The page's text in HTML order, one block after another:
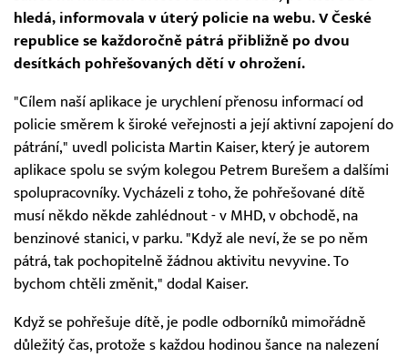
hledá, informovala v úterý policie na webu. V České
republice se každoročně pátrá přibližně po dvou
desítkách pohřešovaných dětí v ohrožení.
"Cílem naší aplikace je urychlení přenosu informací od
policie směrem k široké veřejnosti a její aktivní zapojení do
pátrání," uvedl policista Martin Kaiser, který je autorem
aplikace spolu se svým kolegou Petrem Burešem a dalšími
spolupracovníky. Vycházeli z toho, že pohřešované dítě
musí někdo někde zahlédnout - v MHD, v obchodě, na
benzinové stanici, v parku. "Když ale neví, že se po něm
pátrá, tak pochopitelně žádnou aktivitu nevyvine. To
bychom chtěli změnit," dodal Kaiser.
Když se pohřešuje dítě, je podle odborníků mimořádně
důležitý čas, protože s každou hodinou šance na nalezení